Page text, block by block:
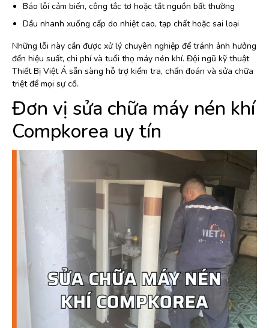
Báo lỗi cảm biến, công tắc tơ hoặc tắt nguồn bất thường
Dầu nhanh xuống cấp do nhiệt cao, tạp chất hoặc sai loại
Những lỗi này cần được xử lý chuyên nghiệp để tránh ảnh hưởng
đến hiệu suất, chi phí và tuổi thọ máy nén khí. Đội ngũ kỹ thuật
Thiết Bị Việt Á sẵn sàng hỗ trợ kiểm tra, chẩn đoán và sửa chữa
triệt để mọi sự cố.
Đơn vị sửa chữa máy nén khí
Compkorea uy tín